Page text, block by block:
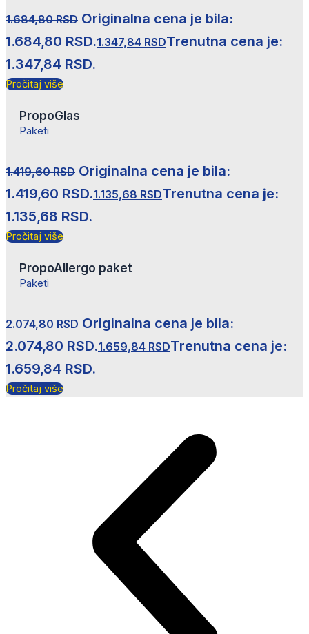
1.684,80RSD Originalna cena je bila:
1.684,80 RSD.1.347,84 RSDTrenutna cena je:
1.347,84 RSD.
Pročitaj više
PropoGlas
Paketi
1.419,60RSD Originalna cena je bila:
1.419,60 RSD.1.135,68 RSDTrenutna cena je:
1.135,68 RSD.
Pročitaj više
PropoAllergo paket
Paketi
2.074,80RSD Originalna cena je bila:
2.074,80 RSD.1.659,84 RSDTrenutna cena je:
1.659,84 RSD.
Pročitaj više